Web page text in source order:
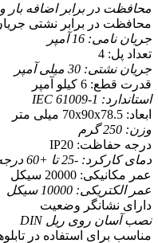
محافظت در برابر اضافه بار
محافظت در برابر نشتی
جریان نامی: 16 آمپر
تعداد پل: 4
جریان نشتی: 30 میلی آمپر
قدرت قطع: 6 کیلو آمپر
استاندارد: IEC 61009-1
ابعاد: 70x90x78.5 میلی متر
وزن: 250 گرم
درجه حفاظت: IP20
دمای کارکرد: -25 تا +60 درجه سانتیگراد
عمر مکانیکی: 20000 سیکل
عمر الکتریکی: 10000 سیکل
دارای نشانگر وضعیت
نصب آسان روی ریل DIN
مناسب برای استفاده در